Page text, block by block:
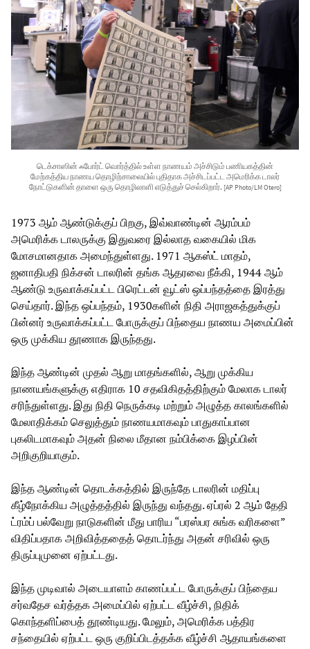
டெக்சாஸின் ஃபோர்ட் வொர்த்தில் உள்ள நாணயம் அச்சிடும் பணியகத்தின்
மேற்கத்திய நாணய தொழிற்சாலையில் புதிதாக அச்சிடப்பட்ட அமெரிக்க டாலர்
நோட்டுகளின் தாளை ஒரு தொழிலாளி எடுத்துச் செல்கிறார். [AP Photo/LM Otero]
1973 ஆம் ஆண்டுக்குப் பிறகு, இவ்வாண்டின் ஆரம்பம்
அமெரிக்க டாலருக்கு இதுவரை இல்லாத வகையில் மிக
மோசமானதாக அமைந்துள்ளது. 1971 ஆகஸ்ட் மாதம்,
ஜனாதிபதி நிக்சன் டாலரின் தங்க ஆதரவை நீக்கி, 1944 ஆம்
ஆண்டு உருவாக்கப்பட்ட பிரெட்டன் வூட்ஸ் ஒப்பந்தத்தை இரத்து
செய்தார். இந்த ஒப்பந்தம், 1930களின் நிதி அராஜகத்துக்குப்
பின்னர் உருவாக்கப்பட்ட போருக்குப் பிந்தைய நாணய அமைப்பின்
ஒரு முக்கிய தூணாக இருந்தது.
இந்த ஆண்டின் முதல் ஆறு மாதங்களில், ஆறு முக்கிய
நாணயங்களுக்கு எதிராக 10 சதவிகிதத்திற்கும் மேலாக டாலர்
சரிந்துள்ளது. இது நிதி நெருக்கடி மற்றும் அழுத்த காலங்களில்
மேலாதிக்கம் செலுத்தும் நாணயமாகவும் பாதுகாப்பான
புகலிடமாகவும் அதன் நிலை மீதான நம்பிக்கை இழப்பின்
அறிகுறியாகும்.
இந்த ஆண்டின் தொடக்கத்தில் இருந்தே டாலரின் மதிப்பு
கீழ்நோக்கிய அழுத்தத்தில் இருந்து வந்தது. ஏப்ரல் 2 ஆம் தேதி
ட்ரம்ப் பல்வேறு நாடுகளின் மீது பாரிய “பரஸ்பர சுங்க வரிகளை”
விதிப்பதாக அறிவித்ததைத் தொடர்ந்து அதன் சரிவில் ஒரு
திருப்புமுனை ஏற்பட்டது.
இந்த முடிவால் அடையாளம் காணப்பட்ட போருக்குப் பிந்தைய
சர்வதேச வர்த்தக அமைப்பில் ஏற்பட்ட வீழ்ச்சி, நிதிக்
கொந்தளிப்பைத் தூண்டியது. மேலும், அமெரிக்க பத்திர
சந்தையில் ஏற்பட்ட ஒரு குறிப்பிடத்தக்க வீழ்ச்சி ஆதாயங்களை